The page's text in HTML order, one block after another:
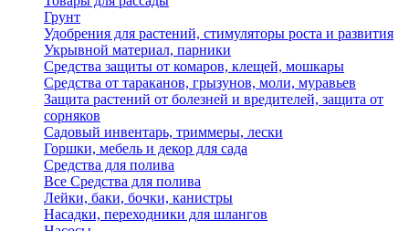
Грунт
Удобрения для растений, стимуляторы роста и развития
Укрывной материал, парники
Средства защиты от комаров, клещей, мошкары
Средства от тараканов, грызунов, моли, муравьев
Защита растений от болезней и вредителей, защита от
сорняков
Садовый инвентарь, триммеры, лески
Горшки, мебель и декор для сада
Средства для полива
Все Средства для полива
Лейки, баки, бочки, канистры
Насадки, переходники для шлангов